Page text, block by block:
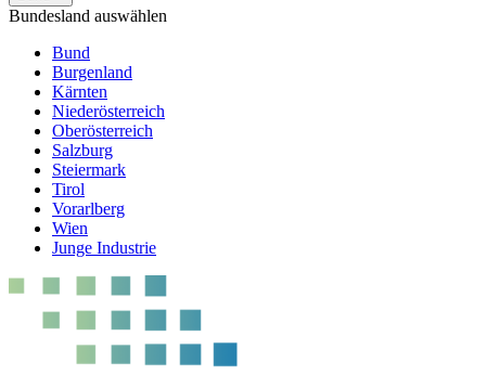
Bundesland auswählen
Bund
Burgenland
Kärnten
Niederösterreich
Oberösterreich
Salzburg
Steiermark
Tirol
Vorarlberg
Wien
Junge Industrie